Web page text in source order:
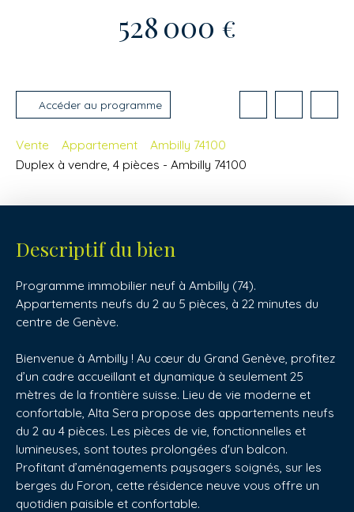
528 000 €
Accéder au programme
Vente Appartement
Ambilly 74100
Duplex à vendre, 4 pièces - Ambilly 74100
Descriptif du bien
Programme immobilier neuf à Ambilly (74).
Appartements neufs du 2 au 5 pièces, à 22 minutes du
centre de Genève.
Bienvenue à Ambilly ! Au cœur du Grand Genève, profitez
d’un cadre accueillant et dynamique à seulement 25
mètres de la frontière suisse. Lieu de vie moderne et
confortable, Alta Sera propose des appartements neufs
du 2 au 4 pièces. Les pièces de vie, fonctionnelles et
lumineuses, sont toutes prolongées d'un balcon.
Profitant d’aménagements paysagers soignés, sur les
berges du Foron, cette résidence neuve vous offre un
quotidien paisible et confortable.